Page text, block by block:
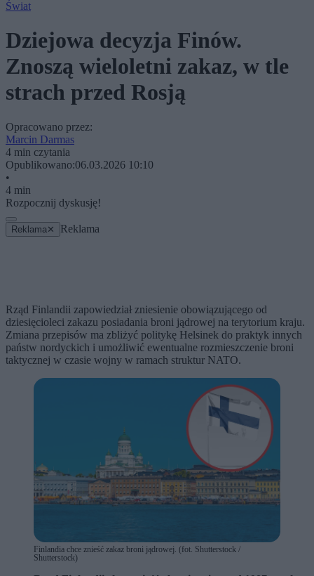
Świat
Dziejowa decyzja Finów.
Znoszą wieloletni zakaz, w tle
strach przed Rosją
Opracowano przez:
Marcin Darmas
4 min czytania
Opublikowano:06.03.2026 10:10
•
4 min
Rozpocznij dyskusję!
Reklama ✕ Reklama
Rząd Finlandii zapowiedział zniesienie obowiązującego od
dziesięcioleci zakazu posiadania broni jądrowej na terytorium kraju.
Zmiana przepisów ma zbliżyć politykę Helsinek do praktyk innych
państw nordyckich i umożliwić ewentualne rozmieszczenie broni
taktycznej w czasie wojny w ramach struktur NATO.
Finlandia chce znieść zakaz broni jądrowej. (fot. Shutterstock /
Shutterstock)